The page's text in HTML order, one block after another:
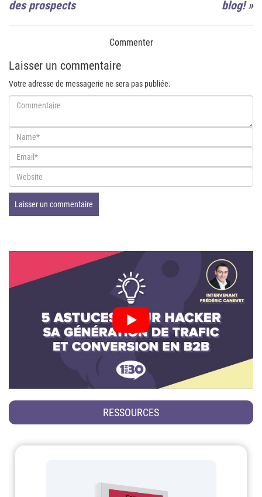
des prospects blog!»
Commenter
Laisser un commentaire
Votre adresse de messagerie ne sera pas publiée.
RESSOURCES